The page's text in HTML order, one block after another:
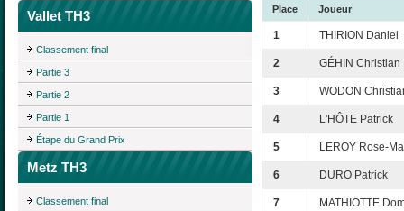
Vallet TH3
Classement final
Partie 3
Partie 2
Partie 1
Étape du Grand Prix
Metz TH3
Classement final
Place Joueur
1 THIRION Daniel
2 GÉHIN Christian
3 WODON
4 L'HÔTE Patrick
5 LEROY Rose-
6 DURO Patrick
7 MATHIOTTE